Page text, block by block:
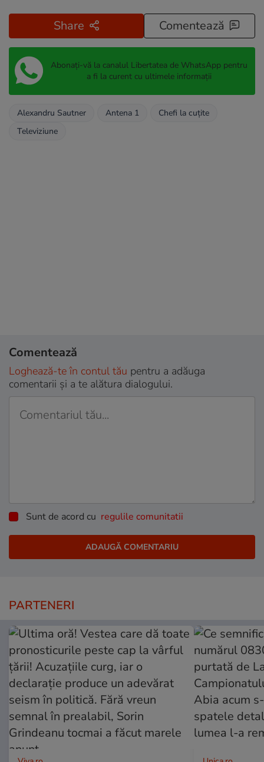
Share Comentează
Abonați-vă la canalul Libertatea de WhatsApp pentru
a fi la curent cu ultimele informații
Alexandru Sautner Antena 1
Chefi la cuțite
Televiziune
Comentează
Loghează-te în contul tău pentru a adăuga
comentarii și a te alătura dialogului.
Sunt de acord cu regulile comunitatii
PARTENERI